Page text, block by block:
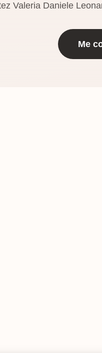
Valeria Daniele
Me